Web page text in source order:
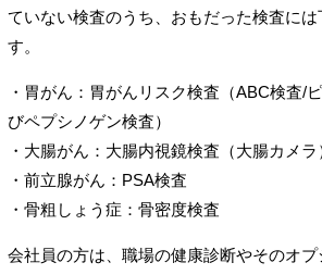
ていない検査のうち、おもだった検査には
す。
・胃がん：胃がんリスク検査（ABC検査/
びペプシノゲン検査）
・大腸がん：大腸内視鏡検査（大腸カメラ
・前立腺がん：PSA検査
・骨粗しょう症：骨密度検査
会社員の方は、職場の健康診断やそのオ